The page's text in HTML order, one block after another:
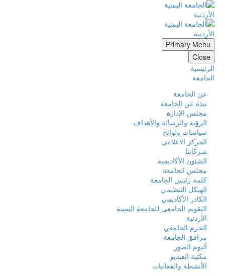
Primary Menu
Close
الرئيسية
الجامعة
عن الجامعة
نبذة عن الجامعة
مجلس الإدارة
الرؤية والرسالة والأهداف
سياسات ولوائح
المركز الاعلامي
شركائنا
الشئون الأكاديمية
مجلس الجامعة
كلمة رئيس الجامعة
الهيكل التنظيمي
الكادر الأكاديمي
التقويم الجامعي للجامعة اليمنية
الأردنية
الحرم الجامعي
مرافق الجامعة
ألبوم الصور
مكتبة الفيديو
الأنشطة والفعاليات